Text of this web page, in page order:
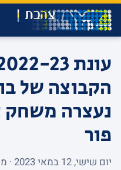
הקבוצה של
נעצרה משחק
פור
יום שישי, 12 במאי 2023 · מערכת צהבת